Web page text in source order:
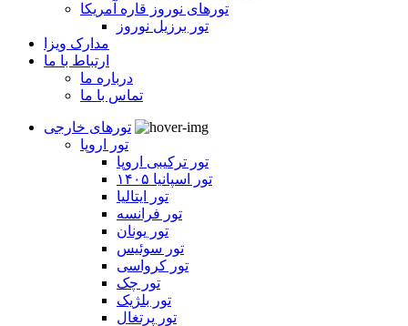
تورهای نوروز قاره آمریکا
تور برزیل نوروز
مدارک ویزا
ارتباط با ما
درباره ما
تماس با ما
تورهای خارجی
تور اروپا
تور ترکیبی اروپا
تور اسپانیا ۱۴۰۵
تور ایتالیا
تور فرانسه
تور یونان
تور سوئیس
تور کرواسی
تور چک
تور بلژیک
تور پرتغال